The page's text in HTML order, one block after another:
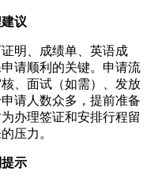
议
明、成绩单、英语成
请顺利的关键。申请流
、面试（如需）、发放
请人数众多，提前准备
办理签证和安排行程留
压力。
示